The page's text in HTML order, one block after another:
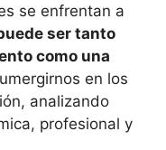
se enfrentan a
ser tanto
como una
en los
analizando
profesional y